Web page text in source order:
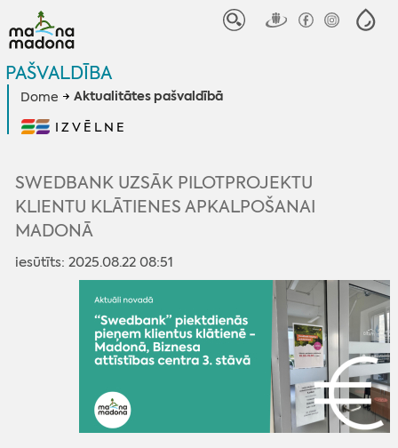
PAŠVALDĪBA
Dome Aktualitātes pašvaldībā
IZVĒLNE
SWEDBANK UZSĀK PILOTPROJEKTU
KLIENTU KLĀTIENES APKALPOŠANAI
MADONĀ
iesūtīts: 2025.08.22 08:51